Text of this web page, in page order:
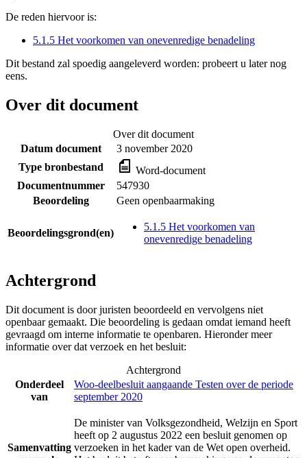
De reden hiervoor is:
5.1.5 Het voorkomen van onevenredige benadeling
Dit bestand zal spoedig aangeleverd worden: probeert u later nog
eens.
Over dit document
Over dit document
Datum document
3 november 2020
Type bronbestand
Word-document
Documentnummer
547930
Beoordeling
Geen openbaarmaking
Beoordelingsgrond(en)
5.1.5 Het voorkomen van
onevenredige benadeling
Achtergrond
Dit document is door juristen beoordeeld en vervolgens niet
openbaar gemaakt. Die beoordeling is gedaan omdat iemand heeft
gevraagd om interne informatie te openbaren. Hieronder meer
informatie over dat verzoek en het besluit:
Achtergrond
Onderdeel
van
Woo-deelbesluit aangaande Testen over de periode
september 2020
Samenvatting
De minister van Volksgezondheid, Welzijn en Sport
heeft op 2 augustus 2022 een besluit genomen op
verzoeken in het kader van de Wet open overheid.